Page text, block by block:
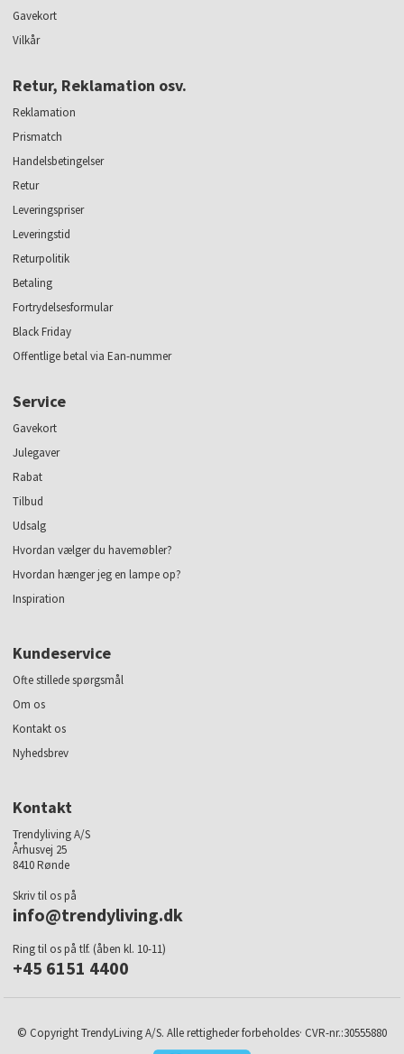
Gavekort
Vilkår
Retur, Reklamation osv.
Reklamation
Prismatch
Handelsbetingelser
Retur
Leveringspriser
Leveringstid
Returpolitik
Betaling
Fortrydelsesformular
Black Friday
Offentlige betal via Ean-nummer
Service
Gavekort
Julegaver
Rabat
Tilbud
Udsalg
Hvordan vælger du havemøbler?
Hvordan hænger jeg en lampe op?
Inspiration
Kundeservice
Ofte stillede spørgsmål
Om os
Kontakt os
Nyhedsbrev
Kontakt
Trendyliving A/S
Århusvej 25
8410 Rønde
Skriv til os på
info@trendyliving.dk
Ring til os på tlf. (åben kl. 10-11)
+45 6151 4400
© Copyright TrendyLiving A/S. Alle rettigheder forbeholdes· CVR-nr.:30555880